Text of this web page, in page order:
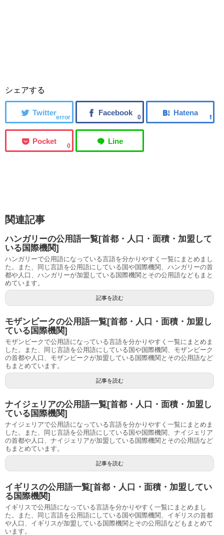
シェアする
error 0
0
関連記事
ハンガリーの公用語一覧[首都・人口・面積・加盟して
いる国際機関]
ハンガリーで公用語になっている言語を分かりやすく一覧にまとめまし
た。また、同じ言語を公用語にしている国や国際機関、ハンガリーの首
都や人口、ハンガリーが加盟している国際機関とその公用語などもまと
めています。
記事を読む
モザンビークの公用語一覧[首都・人口・面積・加盟し
ている国際機関]
モザンビークで公用語になっている言語を分かりやすく一覧にまとめま
した。また、同じ言語を公用語にしている国や国際機関、モザンビーク
の首都や人口、モザンビークが加盟している国際機関とその公用語など
もまとめています。
記事を読む
ナイジェリアの公用語一覧[首都・人口・面積・加盟し
ている国際機関]
ナイジェリアで公用語になっている言語を分かりやすく一覧にまとめま
した。また、同じ言語を公用語にしている国や国際機関、ナイジェリア
の首都や人口、ナイジェリアが加盟している国際機関とその公用語など
もまとめています。
記事を読む
イギリスの公用語一覧[首都・人口・面積・加盟してい
る国際機関]
イギリスで公用語になっている言語を分かりやすく一覧にまとめまし
た。また、同じ言語を公用語にしている国や国際機関、イギリスの首都
や人口、イギリスが加盟している国際機関とその公用語などもまとめて
います。